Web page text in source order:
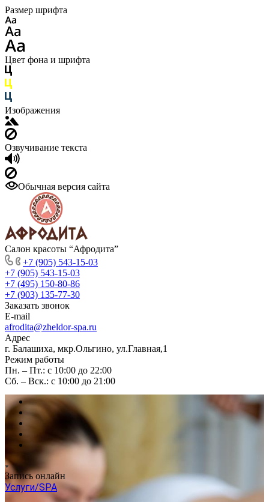
Размер шрифта
Цвет фона и шрифта
Изображения
Озвучивание текста
Обычная версия сайта
Салон красоты “Афродита”
+7 (905) 543-15-03
+7 (905) 543-15-03
+7 (495) 150-80-86
+7 (903) 135-77-30
Заказать звонок
E-mail
afrodita@zheldor-spa.ru
Адрес
г. Балашиха, мкр.Ольгино, ул.Главная,1
Режим работы
Пн. – Пт.: с 10:00 до 22:00
Сб. – Вск.: с 10:00 до 21:00
Запись онлайн
Услуги/SPA